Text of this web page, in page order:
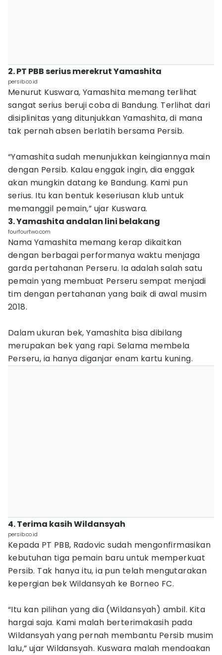
2. PT PBB serius merekrut Yamashita
persib.co.id
Menurut Kuswara, Yamashita memang terlihat
sangat serius beruji coba di Bandung. Terlihat dari
disiplinitas yang ditunjukkan Yamashita, di mana
tak pernah absen berlatih bersama Persib.
“Yamashita sudah menunjukkan keingiannya main
dengan Persib. Kalau enggak ingin, dia enggak
akan mungkin datang ke Bandung. Kami pun
serius. Itu kan bentuk keseriusan klub untuk
memanggil pemain,” ujar Kuswara.
3. Yamashita andalan lini belakang
fourfourtwo.com
Nama Yamashita memang kerap dikaitkan
dengan berbagai performanya waktu menjaga
garda pertahanan Perseru. Ia adalah salah satu
pemain yang membuat Perseru sempat menjadi
tim dengan pertahanan yang baik di awal musim
2018.
Dalam ukuran bek, Yamashita bisa dibilang
merupakan bek yang rapi. Selama membela
Perseru, ia hanya diganjar enam kartu kuning.
4. Terima kasih Wildansyah
persib.co.id
Kepada PT PBB, Radovic sudah mengonfirmasikan
kebutuhan tiga pemain baru untuk memperkuat
Persib. Tak hanya itu, ia pun telah mengutarakan
kepergian bek Wildansyah ke Borneo FC.
“Itu kan pilihan yang dia (Wildansyah) ambil. Kita
hargai saja. Kami malah berterimakasih pada
Wildansyah yang pernah membantu Persib musim
lalu,” ujar Wildansyah. Kuswara malah mendoakan